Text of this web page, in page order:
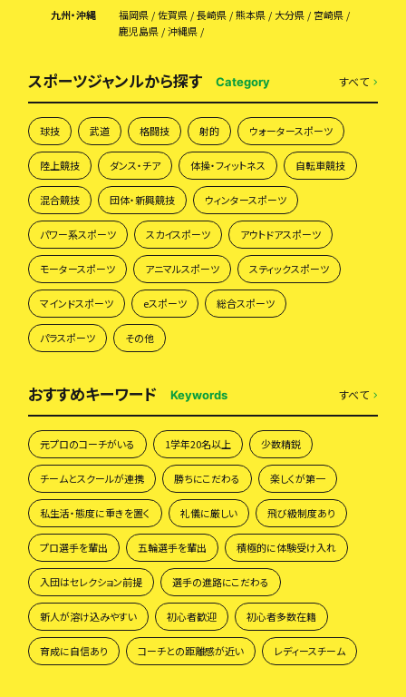
九州・沖縄
福岡県 佐賀県 長崎県 熊本県 大分県
宮崎県
鹿児島県
沖縄県
スポーツジャンルから探す Category すべて
球技 武道 格闘技 射的 ウォータースポーツ
陸上競技 ダンス・チア 体操・フィットネス 自転車競技
混合競技 団体・新興競技 ウィンタースポーツ
パワー系スポーツ スカイスポーツ アウトドアスポーツ
モータースポーツ アニマルスポーツ スティックスポーツ
マインドスポーツ eスポーツ 総合スポーツ
パラスポーツ その他
おすすめキーワード Keywords すべて
元プロのコーチがいる 1学年20名以上 少数精鋭
チームとスクールが連携 勝ちにこだわる 楽しくが第一
私生活・態度に重きを置く 礼儀に厳しい 飛び級制度あり
プロ選手を輩出 五輪選手を輩出 積極的に体験受け入れ
入団はセレクション前提 選手の進路にこだわる
新人が溶け込みやすい 初心者歓迎 初心者多数在籍
育成に自信あり コーチとの距離感が近い レディースチーム